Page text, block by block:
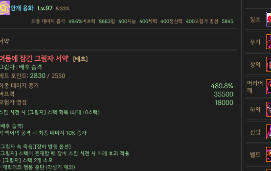
안개 융화 Lv.97 8.33%
최종 데미지 증가 49.6%버프력 8663힘 400지능 400체력 400정신력 400모험가 명성 5845
약
둠에 잠긴 그림자 서약
[태초]
림자 : 배후 습격
트 포인트: 2830 / 2550
종 데미지 증가
489.8%
프력 35500
험가 명성 18000
킬 시전 시 [그림자] 스택 획득 (최대 10스택)
후 습격]
백어택 공격 시 최종 데미지 10% 증가
림자 속 죽음][장비 발동 옵션]
림자] 스택이 존재할 때 장비 스킬 시전 시 아래 효과 적용
[그림자] 스택 2개 소모
캐릭터의 행동 중단 (각성기 제외)
칭호
무기
상의
머리어
깨
하의
신발
벨트